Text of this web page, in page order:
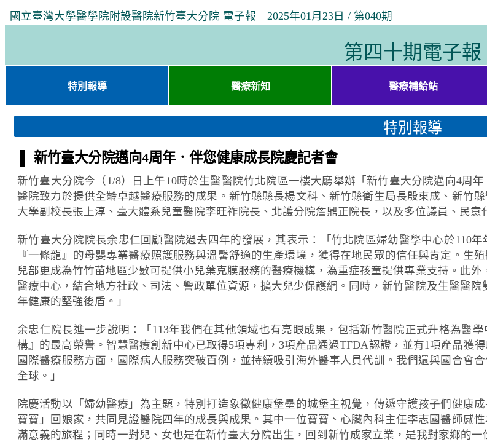
國立臺灣大學醫學院附設醫院新竹臺大分院 電子報 2025年01月23日 / 第040期
第四十期電子報
特別報導 醫療新知 醫療補給站
特別報導
▌ 新竹臺大分院邁向4周年．伴您健康成長院慶記者會
新竹臺大分院今（1/8）日上午10時於生醫醫院竹北院區一樓大廳舉辦「新竹臺大分院邁向4周
醫院致力於提供全齡卓越醫療服務的成果。新竹縣縣長楊文科、新竹縣衛生局長殷東成、新竹
大學副校長張上淳、臺大體系兒童醫院李旺祚院長、北護分院詹鼎正院長，以及多位議員、民
新竹臺大分院院長余忠仁回顧醫院過去四年的發展，其表示：「竹北院區婦幼醫學中心於110
『一條龍』的母嬰專業醫療照護服務與溫馨舒適的生產環境，獲得在地民眾的信任與肯定。生
兒部更成為竹竹苗地區少數可提供小兒葉克膜服務的醫療機構，為重症孩童提供專業支持。此
醫療中心，結合地方社政、司法、警政單位資源，擴大兒少保護網。同時，新竹醫院及生醫醫
年健康的堅強後盾。」
余忠仁院長進一步說明：「113年我們在其他領域也有亮眼成果，包括新竹醫院正式升格為醫
構』的最高榮譽。智慧醫療創新中心已取得5項專利，3項產品通過TFDA認證，並有1項產品獲
國際醫療服務方面，國際病人服務突破百例，並持續吸引海外醫事人員代訓。我們還與國合會
全球。」
院慶活動以「婦幼醫療」為主題，特別打造象徵健康堡壘的城堡主視覺，傳遞守護孩子們健康
寶寶」回娘家，共同見證醫院四年的成長與成果。其中一位寶寶、心臟內科主任李志國醫師感
滿意義的旅程；同時一對兒、女也是在新竹臺大分院出生，回到新竹成家立業，是我對家鄉的